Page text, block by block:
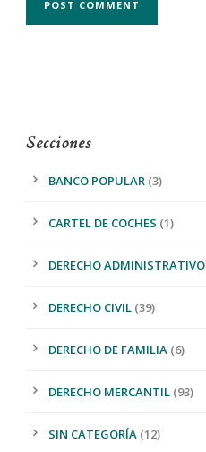
Secciones
BANCO POPULAR (3)
CARTEL DE COCHES (1)
DERECHO ADMINISTRATIVO
DERECHO CIVIL (39)
DERECHO DE FAMILIA (6)
DERECHO MERCANTIL (93)
SIN CATEGORÍA (12)